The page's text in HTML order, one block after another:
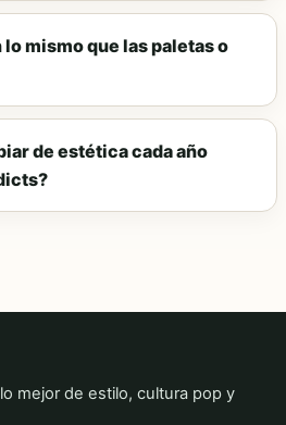
mismo que las paletas o
de estética cada año
mejor de estilo, cultura pop y